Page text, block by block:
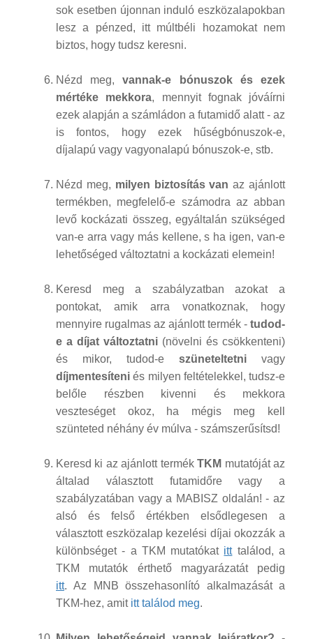
sok esetben újonnan induló eszközalapokban
lesz a pénzed, itt múltbéli hozamokat nem
biztos, hogy tudsz keresni.
Nézd meg,vannak-e bónuszok és ezek
mértéke mekkora, mennyit fognak jóváírni
ezek alapján a számládon a futamidő alatt - az
is fontos, hogy ezek hűségbónuszok-e,
díjalapú vagy vagyonalapú bónuszok-e, stb.
Nézd meg, milyen biztosítás van az ajánlott
termékben, megfelelő-e számodra az abban
levő kockázati összeg, egyáltalán szükséged
van-e arra vagy más kellene, s ha igen, van-e
lehetőséged változtatni a kockázati elemein!
Keresd meg a szabályzatban azokat a
pontokat, amik arra vonatkoznak, hogy
mennyire rugalmas az ajánlott termék - tudod-
e a díjat változtatni (növelni és csökkenteni)
és mikor, tudod-e szüneteltetni vagy
díjmentesíteni és milyen feltételekkel, tudsz-e
belőle részben kivenni és mekkora
veszteséget okoz, ha mégis meg kell
szünteted néhány év múlva - számszerűsítsd!
Keresd ki az ajánlott termékTKM mutatóját az
általad választott futamidőre vagy a
szabályzatában vagy a MABISZ oldalán! - az
alsó és felső értékben elsődlegesen a
választott eszközalap kezelési díjai okozzák a
különbséget - a TKM mutatókat itttalálod, a
TKM mutatók érthető magyarázatát pedig
itt. Az MNB összehasonlító alkalmazását a
TKM-hez, amit itt találod meg.